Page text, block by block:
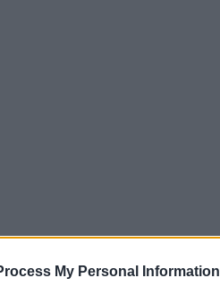
My Personal Information